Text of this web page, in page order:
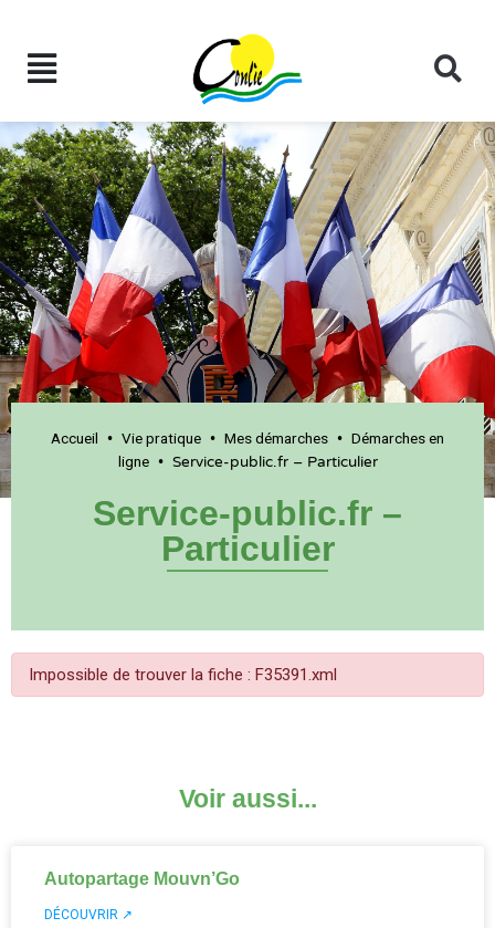
Accueil • Vie pratique • Mes démarches • Démarches en
ligne• Service-public.fr – Particulier
Service-public.fr –
Particulier
Impossible de trouver la fiche : F35391.xml
Voir aussi...
Autopartage Mouvn’Go
DÉCOUVRIR ↗